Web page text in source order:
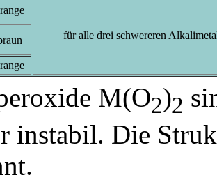
für alle drei schwereren
M(O2)2
instabil. Die